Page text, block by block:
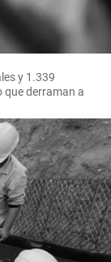
y 1.339
que derraman a